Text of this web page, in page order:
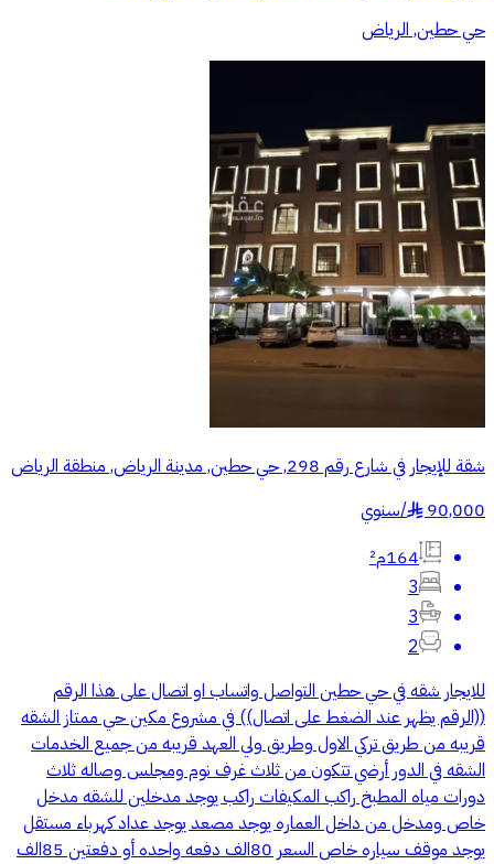
حي حطين, الرياض
شقة للإيجار في شارع رقم 298, حي حطين, مدينة الرياض, منطقة الرياض
90,000
§
/سنوي
164م²
3
3
2
للايجار شقه في حي حطين التواصل واتساب او اتصال على هذا الرقم
((الرقم يظهر عند الضغط على اتصال)) في مشروع مكين حي ممتاز الشقه
قريبه من طريق تركي الاول وطريق ولي العهد قريبه من جميع الخدمات
الشقه في الدور أرضي تتكون من ثلاث غرف نوم ومجلس وصاله ثلاث
دورات مياه المطبخ راكب المكيفات راكب يوجد مدخلين للشقه مدخل
خاص ومدخل من داخل العماره يوجد مصعد يوجد عداد كهرباء مستقل
يوجد موقف سياره خاص السعر 80الف دفعه واحده أو دفعتين 85الف